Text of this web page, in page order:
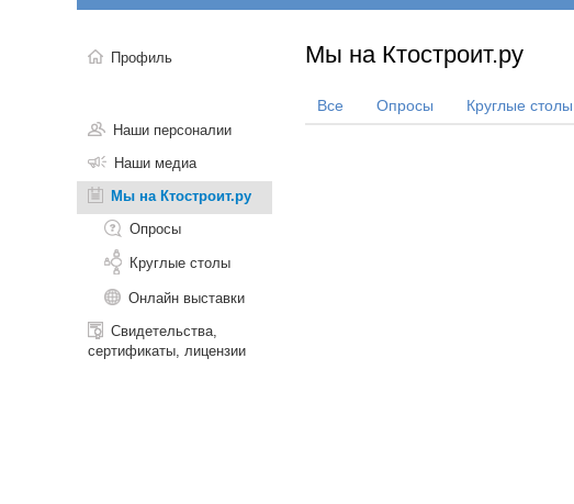
Профиль
Наши персоналии
Наши медиа
Мы на Ктостроит.ру
Опросы
Круглые столы
Онлайн выставки
Свидетельства,
сертификаты, лицензии
Мы на Ктостроит.ру
Все Опросы Круглые столы